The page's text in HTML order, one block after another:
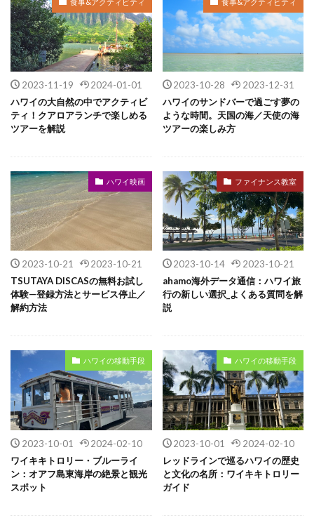
食事&アクティビティ
2023-11-19
2024-01-01
ハワイの大自然の中でアクティビ
ティ！クアロアランチで楽しめる
ツアーを解説
食事&アクティビティ
2023-10-28
2023-12-31
ハワイのサンドバーで過ごす夢の
ような時間。天国の海／天使の海
ツアーの楽しみ方
ハワイ映画
2023-10-21
2023-10-21
TSUTAYA DISCASの無料お試し
体験⁠—登録方法とサービス停止／
解約方法
ファイナンス教室
2023-10-14
2023-10-21
ahamo海外データ通信：ハワイ旅
行の新しい選択_よくある質問を解
説
ハワイの移動手段
2023-10-01
2024-02-10
ワイキキトロリー・ブルーライ
ン：オアフ島東海岸の絶景と観光
スポット
ハワイの移動手段
2023-10-01
2024-02-10
レッドラインで巡るハワイの歴史
と文化の名所：ワイキキトロリー
ガイド